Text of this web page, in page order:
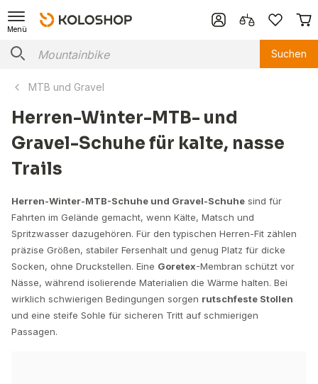
Menü
Suchen
MTB und Gravel
Herren-Winter-MTB- und
Gravel-Schuhe für kalte, nasse
Trails
Herren-Winter-MTB-Schuhe und Gravel-Schuhe sind für
Fahrten im Gelände gemacht, wenn Kälte, Matsch und
Spritzwasser dazugehören. Für den typischen Herren-Fit zählen
präzise Größen, stabiler Fersenhalt und genug Platz für dicke
Socken, ohne Druckstellen. Eine Goretex-Membran schützt vor
Nässe, während isolierende Materialien die Wärme halten. Bei
wirklich schwierigen Bedingungen sorgen rutschfeste Stollen
und eine steife Sohle für sicheren Tritt auf schmierigen
Passagen.